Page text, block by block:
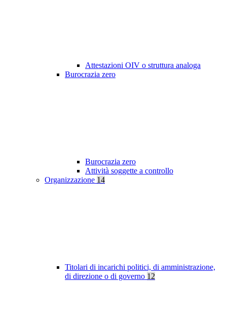
Attestazioni OIV o struttura analoga
Burocrazia zero
Burocrazia zero
Attività soggette a controllo
Organizzazione 14
Titolari di incarichi politici, di amministrazione,
di direzione o di governo 12